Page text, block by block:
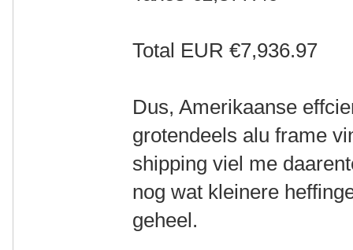
Total EUR €7,936.97
Dus, Amerikaanse
grotendeels alu frame
shipping viel me
nog wat kleinere
geheel.